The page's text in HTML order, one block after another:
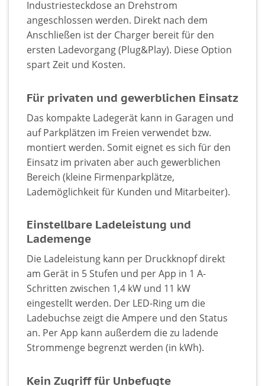
Industriesteckdose an Drehstrom
angeschlossen werden. Direkt nach dem
Anschließen ist der Charger bereit für den
ersten Ladevorgang (Plug&Play). Diese Option
spart Zeit und Kosten.
Für privaten und gewerblichen Einsatz
Das kompakte Ladegerät kann in Garagen und
auf Parkplätzen im Freien verwendet bzw.
montiert werden. Somit eignet es sich für den
Einsatz im privaten aber auch gewerblichen
Bereich (kleine Firmenparkplätze,
Lademöglichkeit für Kunden und Mitarbeiter).
Einstellbare Ladeleistung und
Lademenge
Die Ladeleistung kann per Druckknopf direkt
am Gerät in 5 Stufen und per App in 1 A-
Schritten zwischen 1,4 kW und 11 kW
eingestellt werden. Der LED-Ring um die
Ladebuchse zeigt die Ampere und den Status
an. Per App kann außerdem die zu ladende
Strommenge begrenzt werden (in kWh).
Kein Zugriff für Unbefugte